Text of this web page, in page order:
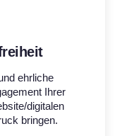
ehrliche
Ihrer
digitalen
bringen.